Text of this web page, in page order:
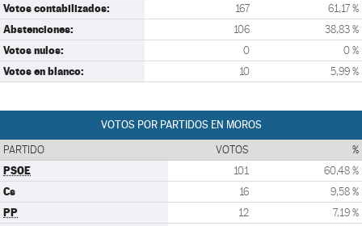
Votos contabilizados: 167 61,17 %
Abstenciones: 106 38,83 %
Votos nulos: 0 0 %
Votos en blanco: 10 5,99 %
VOTOS POR PARTIDOS EN MOROS
PARTIDO VOTOS %
PSOE 101 60,48 %
Cs 16 9,58 %
PP 12 7,19 %